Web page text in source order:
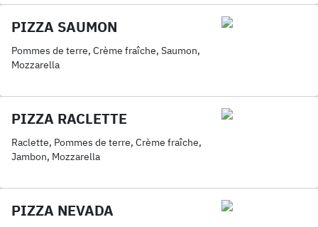
PIZZA SAUMON
Pommes de terre, Crème fraîche, Saumon,
Mozzarella
PIZZA RACLETTE
Raclette, Pommes de terre, Crème fraîche,
Jambon, Mozzarella
PIZZA NEVADA